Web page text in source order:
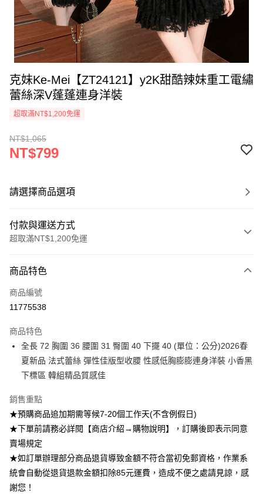
克妹Ke-Mei【ZT24121】y2K甜酷辣妹重工電繡
蕾絲深V蓬蓬連身洋裝
超取滿NT$1,200免運
NT$1,065
NT$799
請選擇商品選項
付款與運送方式
超取滿NT$1,200免運
信用卡一次付款
超商取貨付款
ATM付款
運送方式
付款後全家取貨
每筆NT$85，滿NT$1,200(含以上)免運費
每筆NT$85，滿NT$1,200(含以上)免運費
商品特色
商品編號
11775538
商品特色
全長 72 胸圍 36 腰圍 31 臀圍 40 下擺 40 (單位：公分)2026春
夏新品 法式蕾絲 彈性佳版型收腰 性感低胸膨膨連身洋裝 小香黑
下標區 韓組精品質感佳
銷售重點
★預購商品追加期需等候7-20個工作天(不含例假日)
★下單前請務必詳閱【商店介紹→購物說明】，訂購後即表示同意
賣場規定
★如訂單辦理部分商品退貨導致金額不符合當初免郵資格，作業系
統會自動從退貨退款金額扣除85元運費，造成不便之處請見諒，感
謝您！